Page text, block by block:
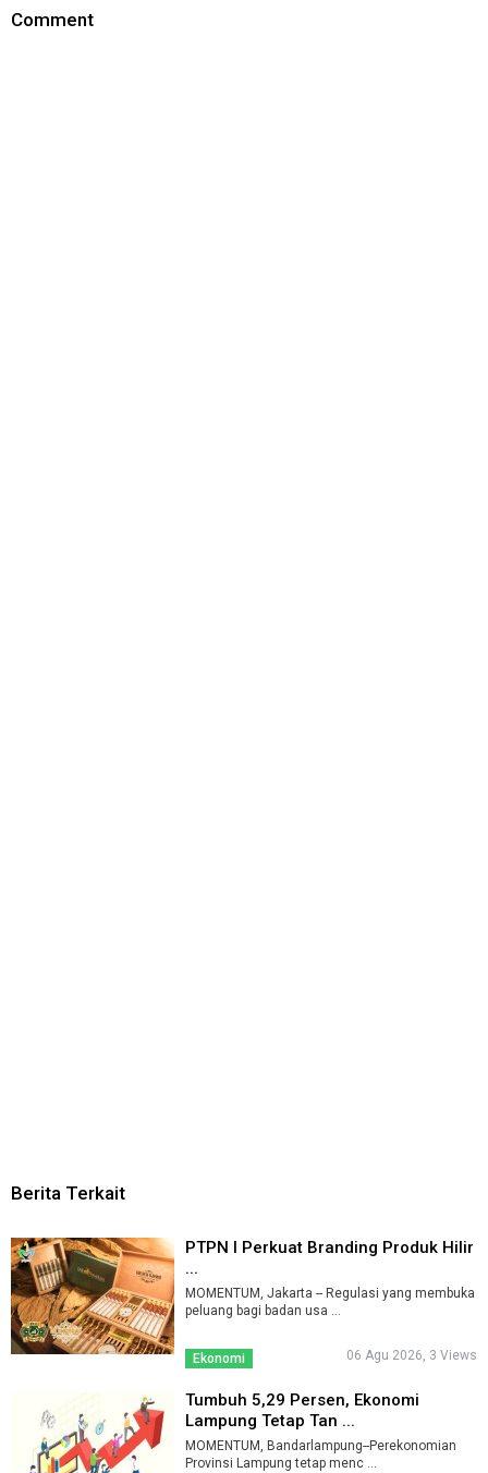
Comment
Berita Terkait
PTPN I Perkuat Branding Produk Hilir
...
MOMENTUM, Jakarta -- Regulasi yang membuka
peluang bagi badan usa ...
Ekonomi 06 Agu 2026, 3 Views
Tumbuh 5,29 Persen, Ekonomi
Lampung Tetap Tan ...
MOMENTUM, Bandarlampung--Perekonomian
Provinsi Lampung tetap menc ...